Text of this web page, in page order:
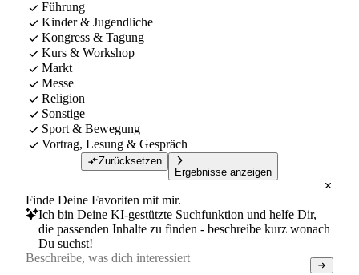
Führung
Kinder & Jugendliche
Kongress & Tagung
Kurs & Workshop
Markt
Messe
Religion
Sonstige
Sport & Bewegung
Vortrag, Lesung & Gespräch
Zurücksetzen
Ergebnisse anzeigen
Finde Deine Favoriten mit mir.
Ich bin Deine KI-gestützte Suchfunktion und helfe Dir,
die passenden Inhalte zu finden - beschreibe kurz wonach
Du suchst!